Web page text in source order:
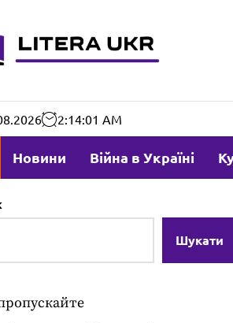
2:14:02 AM
Новини Війна в Україні
Шукати